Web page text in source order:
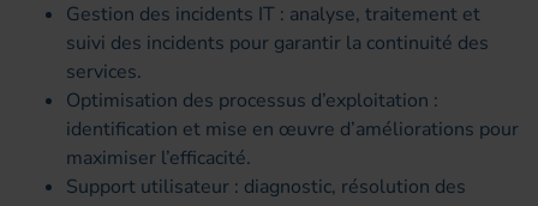
Gestion des incidents IT : analyse, traitement et
suivi des incidents pour garantir la continuité des
services.
Optimisation des processus d’exploitation :
identification et mise en œuvre d’améliorations pour
maximiser l’efficacité.
Support utilisateur : diagnostic, résolution des